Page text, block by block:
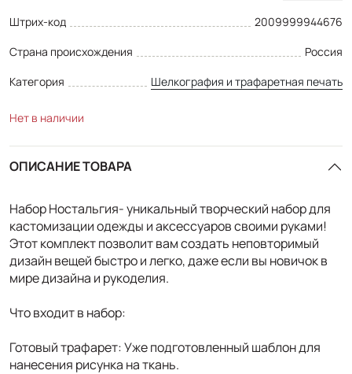
Штрих-код
2009999944676
Страна происхождения
Россия
Категория
Шелкография и трафаретная печать
Нет в наличии
ОПИСАНИЕ ТОВАРА
Набор Ностальгия- уникальный творческий набор для
кастомизации одежды и аксессуаров своими руками!
Этот комплект позволит вам создать неповторимый
дизайн вещей быстро и легко, даже если вы новичок в
мире дизайна и рукоделия.
Что входит в набор:
Готовый трафарет: Уже подготовленный шаблон для
нанесения рисунка на ткань.